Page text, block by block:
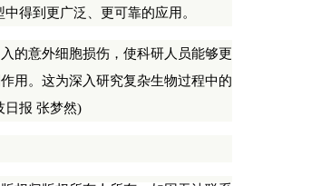
得到更广泛、更可靠的应用。
意外细胞损伤，使科研人员能够更
用。这为深入研究复杂生物过程中的
日报 张梦然)